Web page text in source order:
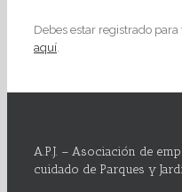
Debes estar registrado
aquí.
A.P.J. – Asociación de
cuidado de Parques y